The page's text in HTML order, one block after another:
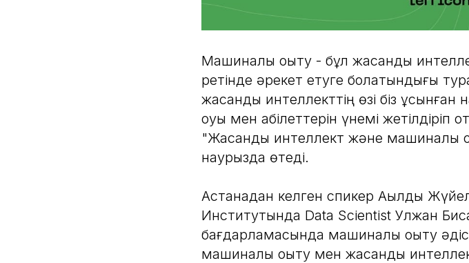
Машиналық оқыту - бұл жасанды
ретінде әрекет етуге болатындығы
жасанды интеллекттің өзі біз ұсынған
оқуы мен қабілеттерін үнемі
"Жасанды интеллект және машиналық
наурызда өтеді.
Астанадан келген спикер Ақылды
Институтында Data Scientist Улжан
бағдарламасында машиналық оқыту
машиналық оқыту мен жасанды